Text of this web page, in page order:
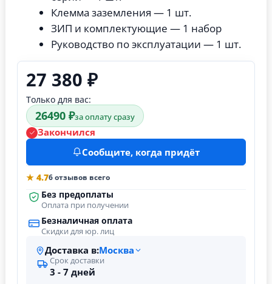
Клемма заземления — 1 шт.
ЗИП и комплектующие — 1 набор
Руководство по эксплуатации — 1 шт.
27 380 ₽
Только для вас:
26490 ₽за оплату сразу
Закончился
Сообщите, когда придёт
★ 4.76 отзывов всего
Без предоплаты
Оплата при получении
Безналичная оплата
Скидки для юр. лиц
Доставка в:Москва
Срок доставки
3 - 7 дней